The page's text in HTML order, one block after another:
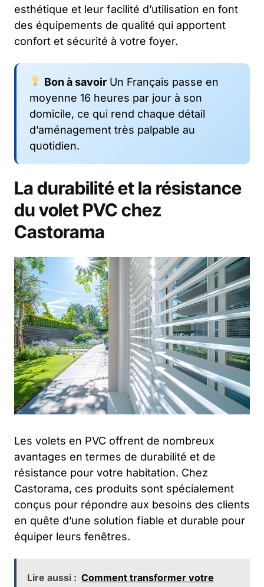
esthétique et leur facilité d’utilisation en font
des équipements de qualité qui apportent
confort et sécurité à votre foyer.
Bon à savoirUn Français passe en
moyenne 16 heures par jour à son
domicile, ce qui rend chaque détail
d’aménagement très palpable au
quotidien.
La durabilité et la résistance
du volet PVC chez
Castorama
Les volets en PVC offrent de nombreux
avantages en termes de durabilité et de
résistance pour votre habitation. Chez
Castorama, ces produits sont spécialement
conçus pour répondre aux besoins des clients
en quête d’une solution fiable et durable pour
équiper leurs fenêtres.
Lire aussi : Comment transformer votre